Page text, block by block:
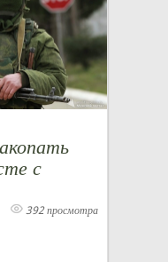
с
392 просмотра